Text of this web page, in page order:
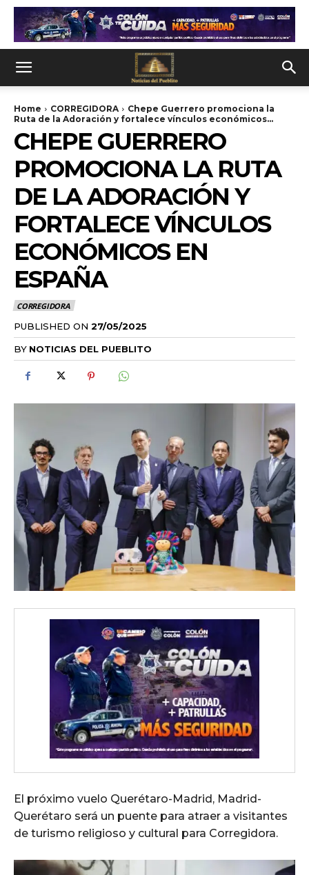
Home CORREGIDORA
Chepe Guerrero promociona la
Ruta de la Adoración y fortalece vínculos económicos...
CHEPE GUERRERO
PROMOCIONA LA RUTA
DE LA ADORACIÓN Y
FORTALECE VÍNCULOS
ECONÓMICOS EN
ESPAÑA
CORREGIDORA
PUBLISHED ON 27/05/2025
BY NOTICIAS DEL PUEBLITO
El próximo vuelo Querétaro-Madrid, Madrid-
Querétaro será un puente para atraer a visitantes
de turismo religioso y cultural para Corregidora.